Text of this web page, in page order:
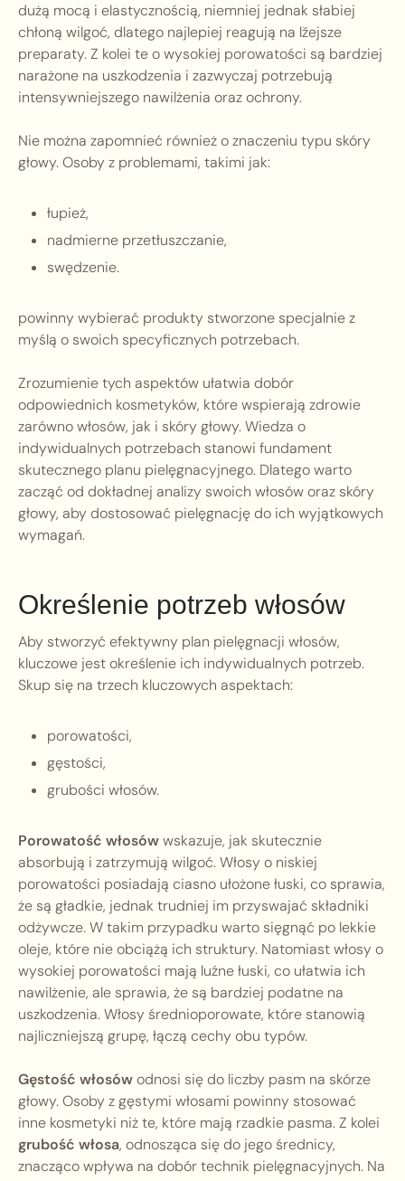
dużą mocą i elastycznością, niemniej jednak słabiej
chłoną wilgoć, dlatego najlepiej reagują na lžejsze
preparaty. Z kolei te o wysokiej porowatości są bardziej
narażone na uszkodzenia i zazwyczaj potrzebują
intensywniejszego nawilżenia oraz ochrony.
Nie można zapomnieć również o znaczeniu typu skóry
głowy. Osoby z problemami, takimi jak:
łupież,
nadmierne przetłuszczanie,
swędzenie.
powinny wybierać produkty stworzone specjalnie z
myślą o swoich specyficznych potrzebach.
Zrozumienie tych aspektów ułatwia dobór
odpowiednich kosmetyków, które wspierają zdrowie
zarówno włosów, jak i skóry głowy. Wiedza o
indywidualnych potrzebach stanowi fundament
skutecznego planu pielęgnacyjnego. Dlatego warto
zacząć od dokładnej analizy swoich włosów oraz skóry
głowy, aby dostosować pielęgnację do ich wyjątkowych
wymagań.
Określenie potrzeb włosów
Aby stworzyć efektywny plan pielęgnacji włosów,
kluczowe jest określenie ich indywidualnych potrzeb.
Skup się na trzech kluczowych aspektach:
porowatości,
gęstości,
grubości włosów.
Porowatość włosówwskazuje, jak skutecznie
absorbują i zatrzymują wilgoć. Włosy o niskiej
porowatości posiadają ciasno ułożone łuski, co sprawia,
że są gładkie, jednak trudniej im przyswajać składniki
odżywcze. W takim przypadku warto sięgnąć po lekkie
oleje, które nie obciążą ich struktury. Natomiast włosy o
wysokiej porowatości mają luźne łuski, co ułatwia ich
nawilżenie, ale sprawia, że są bardziej podatne na
uszkodzenia. Włosy średnioporowate, które stanowią
najliczniejszą grupę, łączą cechy obu typów.
Gęstość włosówodnosi się do liczby pasm na skórze
głowy. Osoby z gęstymi włosami powinny stosować
inne kosmetyki niż te, które mają rzadkie pasma. Z kolei
grubość włosa, odnosząca się do jego średnicy,
znacząco wpływa na dobór technik pielęgnacyjnych. Na